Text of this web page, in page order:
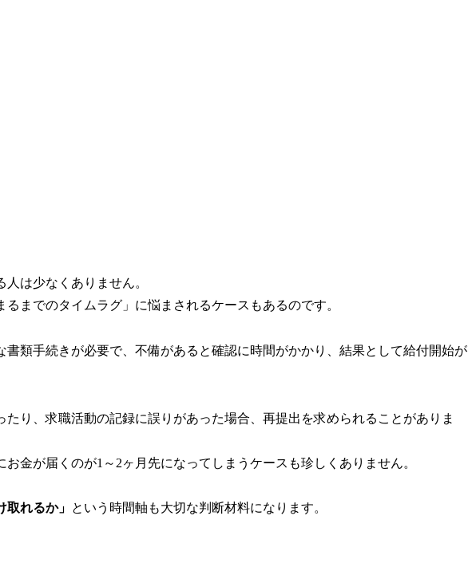
は少なくありません。
るまでのタイムラグ」 に悩まされるケースもあるのです。
書類手続きが必要で、不備があると確認に時間がかかり、結果として給付開始が
り、求職活動の記録に誤りがあった場合、再提出を求められることがありま
金が届くのが1～2ヶ月先になってしまうケースも珍しくありません。
取れるか」 という時間軸も大切な判断材料になります。